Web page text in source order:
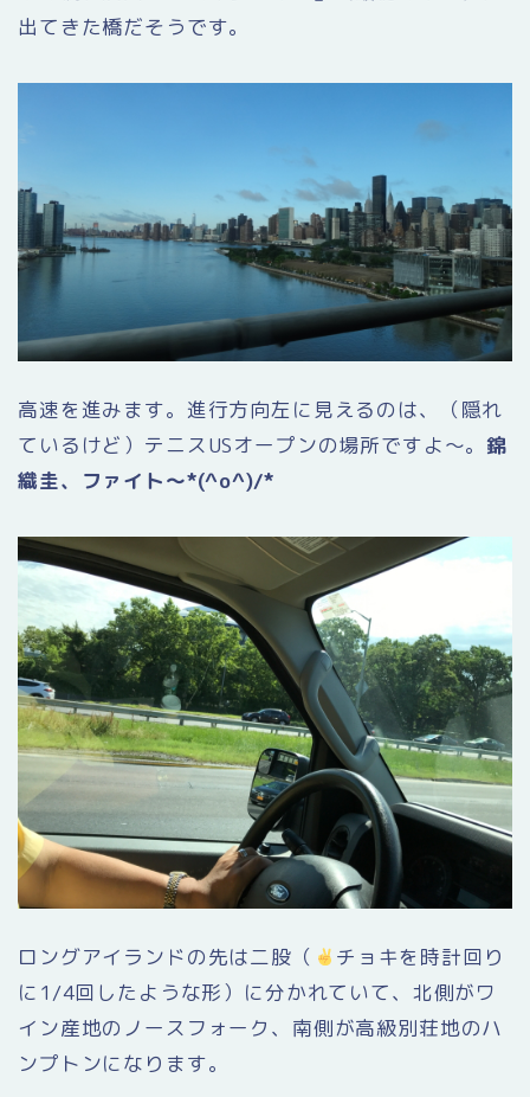
出てきた橋だそうです。
高速を進みます。進行方向左に見えるのは、（隠れ
ているけど）テニスUSオープンの場所ですよ〜。錦
織圭、ファイト〜*(^o^)/*
ロングアイランドの先は二股（
チョキを時計回り
に1/4回したような形）に分かれていて、北側がワ
イン産地のノースフォーク、南側が高級別荘地のハ
ンプトンになります。